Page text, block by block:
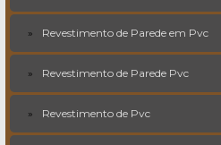
Revestimento de Parede em Pvc
Revestimento de Parede Pvc
Revestimento de Pvc